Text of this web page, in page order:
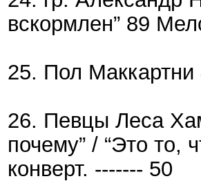
вскормлен” 89
25. Пол
26. Певцы Леса
почему” / “Это то,
конверт. ------- 50